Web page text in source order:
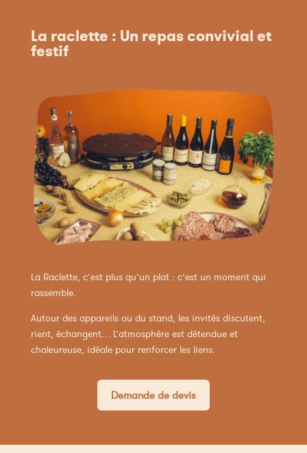
La raclette : Un repas convivial et
festif
La Raclette, c’est plus qu’un plat : c’est un moment qui
rassemble.
Autour des appareils ou du stand, les invités discutent,
rient, échangent… L’atmosphère est détendue et
chaleureuse, idéale pour renforcer les liens.
Demande de devis